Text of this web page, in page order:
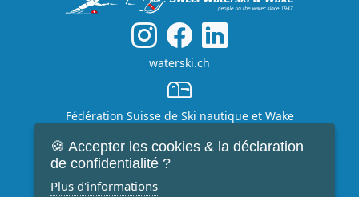
waterski.ch
Fédération Suisse de Ski nautique et Wake
+41 79 417 98 66
🍪 Accepter les cookies & la déclaration
de confidentialité ?
Plus d'informations